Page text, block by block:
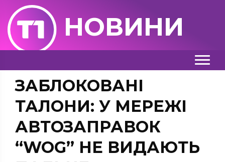
НОВИНИ
ЗАБЛОКОВАНІ
ТАЛОНИ: У МЕРЕЖІ
АВТОЗАПРАВОК
“WOG” НЕ ВИДАЮТЬ